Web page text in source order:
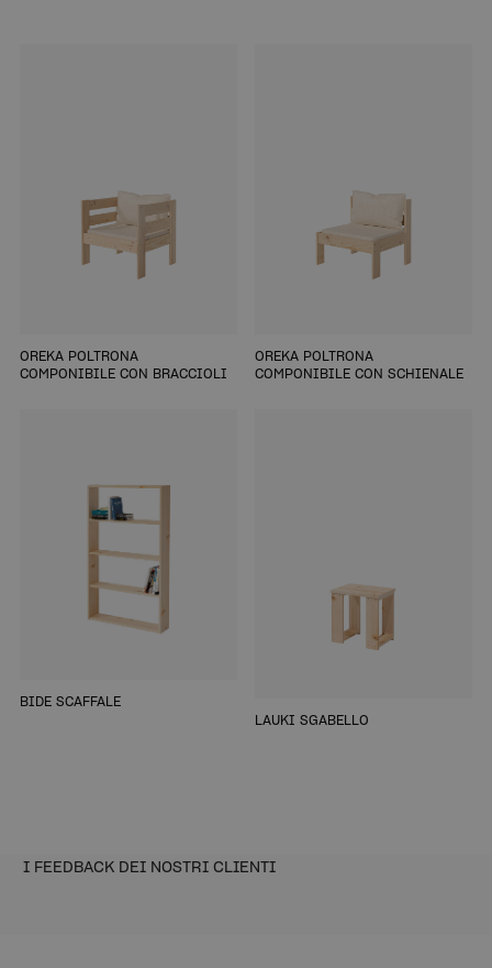
OREKA POLTRONA
COMPONIBILE CON BRACCIOLI
OREKA POLTRONA
COMPONIBILE CON SCHIENALE
BIDE SCAFFALE
LAUKI SGABELLO
I FEEDBACK DEI NOSTRI CLIENTI